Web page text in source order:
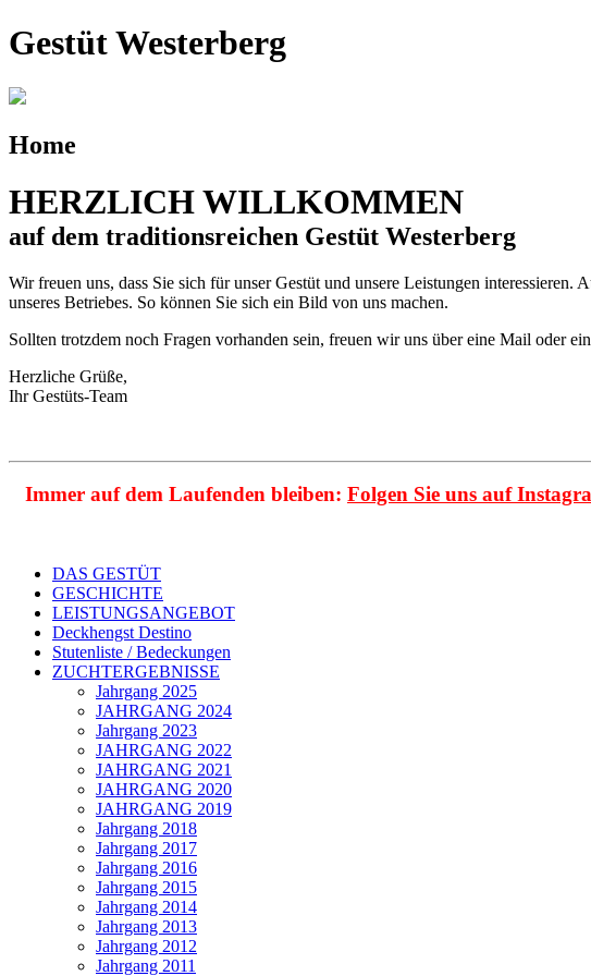
Gestüt Westerberg
Home
HERZLICH WILLKOMMEN
auf dem traditionsreichen Gestüt Westerberg
Wir freuen uns, dass Sie sich für unser Gestüt und unsere Leistungen
unseres Betriebes. So können Sie sich ein Bild von uns machen.
Sollten trotzdem noch Fragen vorhanden sein, freuen wir uns über eine Mail oder
Herzliche Grüße,
Ihr Gestüts-Team
Immer auf dem Laufenden bleiben: Folgen Sie uns auf
DAS GESTÜT
GESCHICHTE
LEISTUNGSANGEBOT
Deckhengst Destino
Stutenliste / Bedeckungen
ZUCHTERGEBNISSE
Jahrgang 2025
JAHRGANG 2024
Jahrgang 2023
JAHRGANG 2022
JAHRGANG 2021
JAHRGANG 2020
JAHRGANG 2019
Jahrgang 2018
Jahrgang 2017
Jahrgang 2016
Jahrgang 2015
Jahrgang 2014
Jahrgang 2013
Jahrgang 2012
Jahrgang 2011